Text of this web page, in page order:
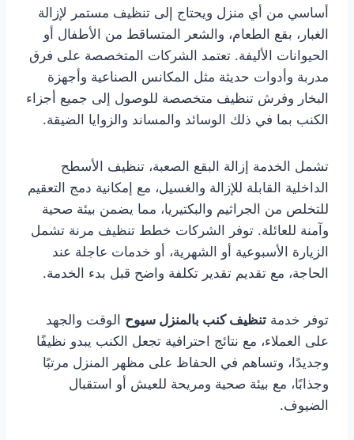
أساسي من أي منزل ويحتاج إلى تنظيف مستمر لإزالة
الغبار، بقع الطعام، والشعر المتساقط من الأطفال أو
الحيوانات الأليفة. تعتمد الشركات المتخصصة على فرق
مدربة وأدوات حديثة مثل المكانس الصناعية وأجهزة
البخار وفرش تنظيف متخصصة للوصول إلى جميع أجزاء
الكنب بما في ذلك الوسائد والمساند والزوايا الضيقة.
تشمل الخدمة إزالة البقع الصعبة، تنظيف الأسطح
الداخلية القابلة للإزالة والغسيل، مع إمكانية دمج التعقيم
للتخلص من الجراثيم والبكتيريا، مما يضمن بيئة صحية
وآمنة للعائلة. توفر الشركات خطط تنظيف مرنة تشمل
الزيارة الأسبوعية أو الشهرية، أو خدمات عاجلة عند
الحاجة، مع تقديم تقدير تكلفة واضح قبل بدء الخدمة.
توفر خدمة تنظيف كنب بالمنزل سيوح الوقت والجهد
على العملاء، مع نتائج احترافية تجعل الكنب يبدو نظيفًا
وجديدًا، وتساهم في الحفاظ على مظهر المنزل مرتبًا
وجذابًا، مع بيئة صحية ومريحة للعيش أو استقبال
الضيوف.